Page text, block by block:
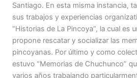
Santiago. En esta misma instancia,
sus trabajos y experiencias
“Historias de La Pincoya”, la cual es
propone rescatar y socializar las
pincoyanas. Por último y como
estuvo “Memorias de Chuchunco”
varios años trabajando